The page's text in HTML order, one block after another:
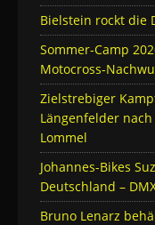
Bielstein rockt die
Sommer-Camp
Motocross-
Zielstrebiger
Längenfelder
Lommel
Johannes-Bikes
Deutschland –
Bruno Lenarz